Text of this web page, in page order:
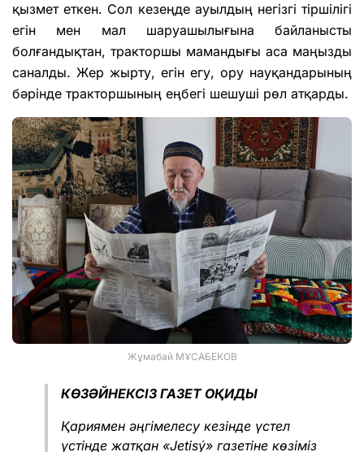
қызмет еткен. Сол кезеңде ауылдың негізгі тіршілігі
егін мен мал шаруашылығына байланысты
болғандықтан, тракторшы мамандығы аса маңызды
саналды. Жер жырту, егін егу, ору науқандарының
бәрінде тракторшының еңбегі шешуші рөл атқарды.
Жұмабай МҰСАБЕКОВ
КӨЗӘЙНЕКСІЗ ГАЗЕТ ОҚИДЫ
Қариямен әңгімелесу кезінде үстел
үстінде жатқан «Jetisý» газетіне көзіміз